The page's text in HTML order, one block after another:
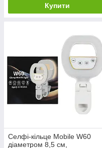
Купити
Селфі-кільце Mobile W60
діаметром 8,5 см,